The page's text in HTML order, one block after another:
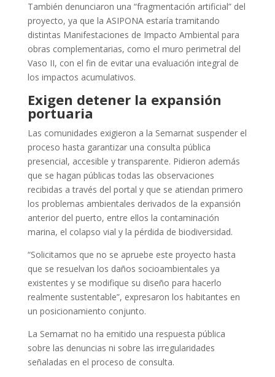
También denunciaron una “fragmentación artificial” del
proyecto, ya que la ASIPONA estaría tramitando
distintas Manifestaciones de Impacto Ambiental para
obras complementarias, como el muro perimetral del
Vaso II, con el fin de evitar una evaluación integral de
los impactos acumulativos.
Exigen detener la expansión
portuaria
Las comunidades exigieron a la Semarnat suspender el
proceso hasta garantizar una consulta pública
presencial, accesible y transparente. Pidieron además
que se hagan públicas todas las observaciones
recibidas a través del portal y que se atiendan primero
los problemas ambientales derivados de la expansión
anterior del puerto, entre ellos la contaminación
marina, el colapso vial y la pérdida de biodiversidad.
“Solicitamos que no se apruebe este proyecto hasta
que se resuelvan los daños socioambientales ya
existentes y se modifique su diseño para hacerlo
realmente sustentable”, expresaron los habitantes en
un posicionamiento conjunto.
La Semarnat no ha emitido una respuesta pública
sobre las denuncias ni sobre las irregularidades
señaladas en el proceso de consulta.